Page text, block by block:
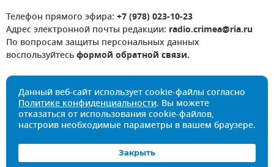
Телефон прямого эфира: +7 (978) 023-10-23
Адрес электронной почты редакции: radio.crimea@ria.ru
По вопросам защиты персональных данных
воспользуйтесьформой обратной связи.
Данный веб-сайт использует cookie-файлы согласно
Политике конфиденциальности. Вы можете
отказаться от использования cookie-файлов,
настроив необходимые параметры в вашем браузере.
Закрыть